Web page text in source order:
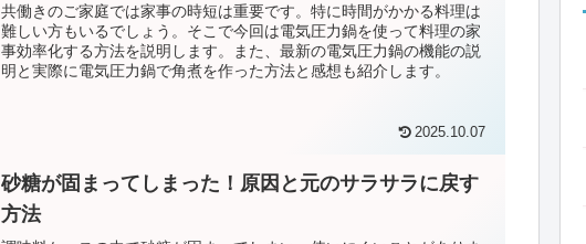
共働きのご家庭では家事の時短は重要です。特に時間がかかる料理は
難しい方もいるでしょう。そこで今回は電気圧力鍋を使って料理の家
事効率化する方法を説明します。また、最新の電気圧力鍋の機能の説
明と実際に電気圧力鍋で角煮を作った方法と感想も紹介します。
2025.10.07
砂糖が固まってしまった！原因と元のサラサラに戻す
方法